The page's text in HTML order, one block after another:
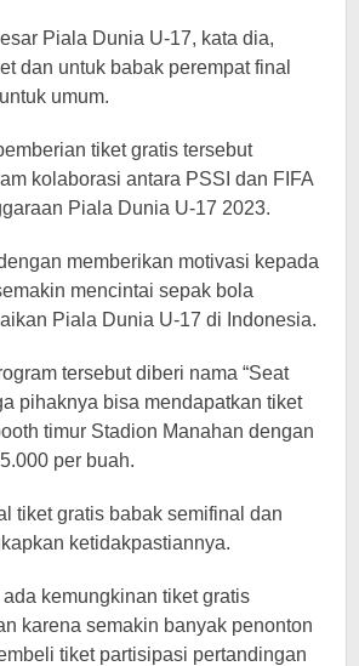
Piala Dunia U-17, kata dia,
dan untuk babak perempat final
umum.
tiket gratis tersebut
kolaborasi antara PSSI dan FIFA
Piala Dunia U-17 2023.
memberikan motivasi kepada
mencintai sepak bola
Piala Dunia U-17 di Indonesia.
tersebut diberi nama “Seat
pihaknya bisa mendapatkan tiket
timur Stadion Manahan dengan
per buah.
tiket gratis babak semifinal dan
ketidakpastiannya.
kemungkinan tiket gratis
karena semakin banyak penonton
tiket partisipasi pertandingan